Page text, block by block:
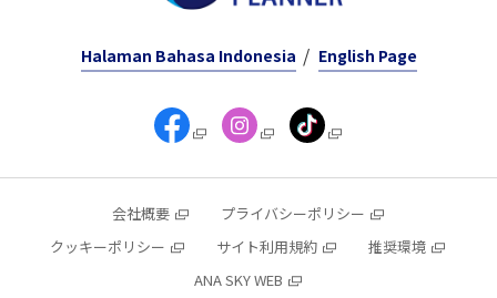
Halaman Bahasa Indonesia English Page
会社概要
プライバシーポリシー
クッキーポリシー
サイト利用規約
推奨環境
ANA SKY WEB